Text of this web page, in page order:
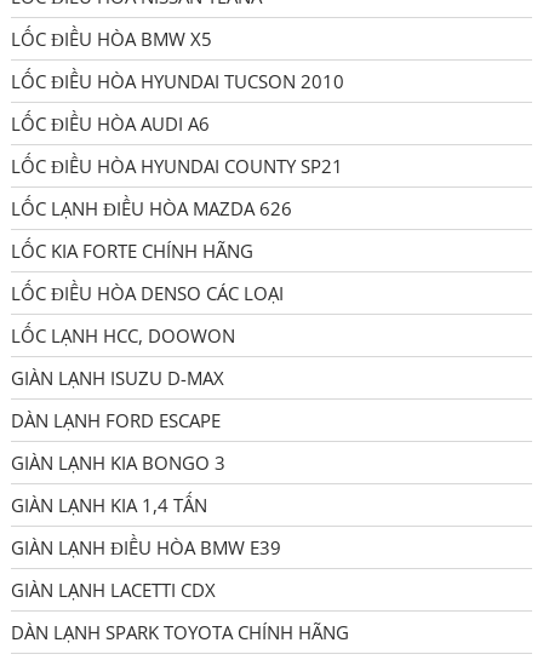
LỐC ĐIỀU HÒA BMW X5
LỐC ĐIỀU HÒA HYUNDAI TUCSON 2010
LỐC ĐIỀU HÒA AUDI A6
LỐC ĐIỀU HÒA HYUNDAI COUNTY SP21
LỐC LẠNH ĐIỀU HÒA MAZDA 626
LỐC KIA FORTE CHÍNH HÃNG
LỐC ĐIỀU HÒA DENSO CÁC LOẠI
LỐC LẠNH HCC, DOOWON
GIÀN LẠNH ISUZU D-MAX
DÀN LẠNH FORD ESCAPE
GIÀN LẠNH KIA BONGO 3
GIÀN LẠNH KIA 1,4 TẤN
GIÀN LẠNH ĐIỀU HÒA BMW E39
GIÀN LẠNH LACETTI CDX
DÀN LẠNH SPARK TOYOTA CHÍNH HÃNG